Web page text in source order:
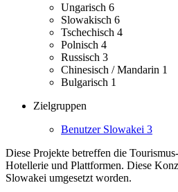
Ungarisch 6
Slowakisch 6
Tschechisch 4
Polnisch 4
Russisch 3
Chinesisch / Mandarin 1
Bulgarisch 1
Zielgruppen
Benutzer Slowakei 3
Diese Projekte betreffen die
Hotellerie und Plattformen. Diese
Slowakei umgesetzt worden.